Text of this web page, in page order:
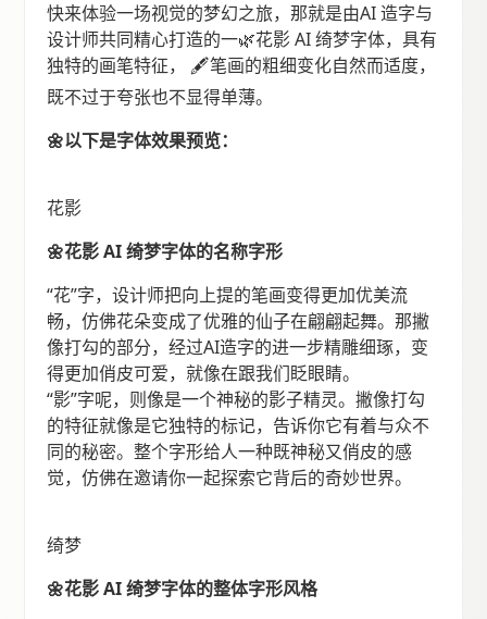
快来体验一场视觉的梦幻之旅，那就是由AI 造字与
设计师共同精心打造的一🌿花影 AI 绮梦字体，具有
独特的画笔特征， 🖋️笔画的粗细变化自然而适度，
既不过于夸张也不显得单薄。
🌼以下是字体效果预览：
花影
🌼花影 AI 绮梦字体的名称字形
“花”字，设计师把向上提的笔画变得更加优美流
畅，仿佛花朵变成了优雅的仙子在翩翩起舞。那撇
像打勾的部分，经过AI造字的进一步精雕细琢，变
得更加俏皮可爱，就像在跟我们眨眼睛。
“影”字呢，则像是一个神秘的影子精灵。撇像打勾
的特征就像是它独特的标记，告诉你它有着与众不
同的秘密。整个字形给人一种既神秘又俏皮的感
觉，仿佛在邀请你一起探索它背后的奇妙世界。
绮梦
🌼花影 AI 绮梦字体的整体字形风格